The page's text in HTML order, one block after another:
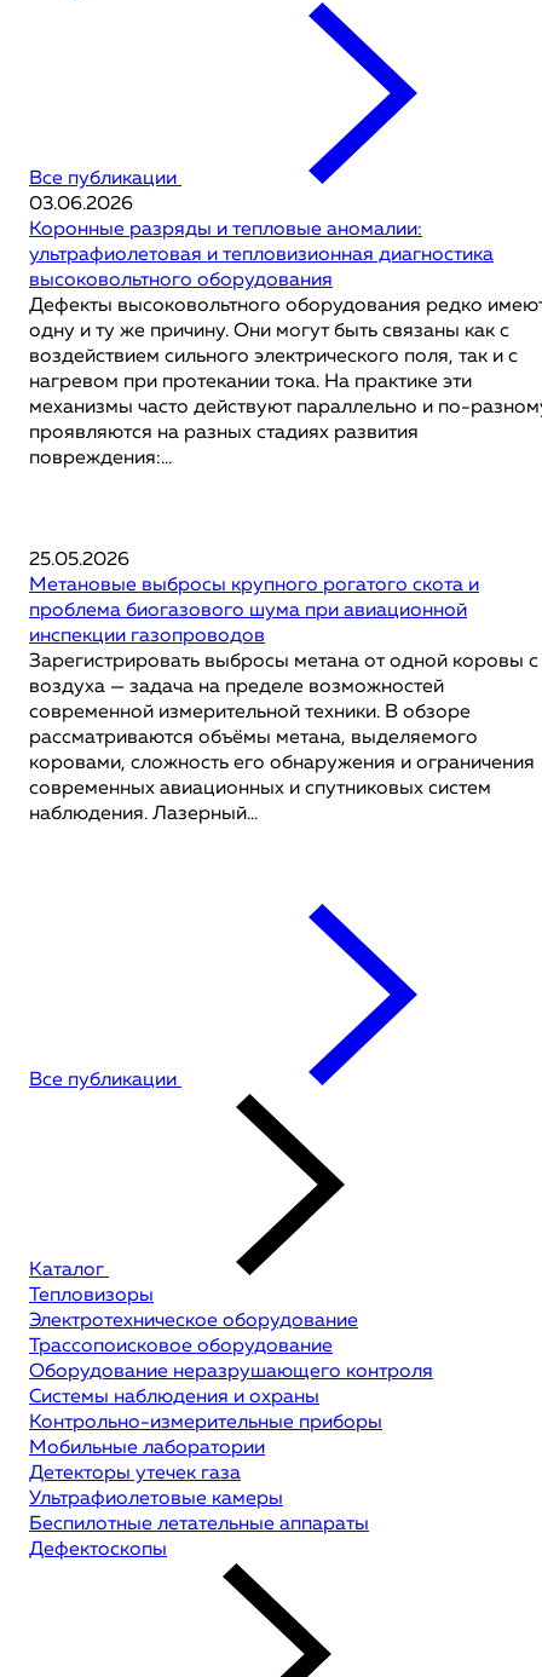
Все публикации
03.06.2026
Коронные разряды и тепловые аномалии:
ультрафиолетовая и тепловизионная диагностика
высоковольтного оборудования
Дефекты высоковольтного оборудования редко
одну и ту же причину. Они могут быть связаны как с
воздействием сильного электрического поля, так и с
нагревом при протекании тока. На практике эти
механизмы часто действуют параллельно и по-
проявляются на разных стадиях развития
повреждения:...
25.05.2026
Метановые выбросы крупного рогатого скота и
проблема биогазового шума при авиационной
инспекции газопроводов
Зарегистрировать выбросы метана от одной коровы с
воздуха — задача на пределе возможностей
современной измерительной техники. В обзоре
рассматриваются объёмы метана, выделяемого
коровами, сложность его обнаружения и ограничения
современных авиационных и спутниковых систем
наблюдения. Лазерный...
Все публикации
Каталог
Тепловизоры
Электротехническое оборудование
Трассопоисковое оборудование
Оборудование неразрушающего контроля
Системы наблюдения и охраны
Контрольно-измерительные приборы
Мобильные лаборатории
Детекторы утечек газа
Ультрафиолетовые камеры
Беспилотные летательные аппараты
Дефектоскопы